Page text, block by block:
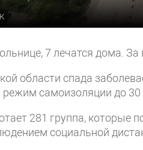
7 лечатся дома.
области спада
режим самоизоляции до 30
281 группа,
социальной